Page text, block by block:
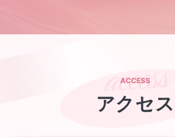
ACCESS
アクセス